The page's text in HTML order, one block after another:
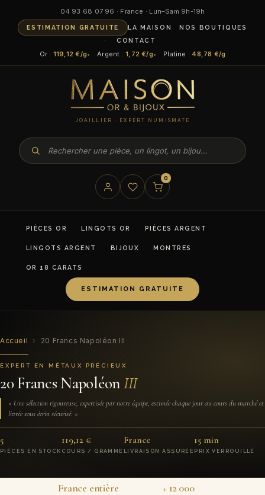
04 93 68 07 96 · France · Lun–Sam 9h-19h
ESTIMATION GRATUITE LA MAISON
NOS BOUTIQUES
CONTACT
Or : 119,12 €/g Argent :1,72 €/g Platine :48,78 €/g
JOAILLIER · EXPERT NUMISMATE
0
PIÈCES OR LINGOTS OR PIÈCES ARGENT
LINGOTS ARGENT BIJOUX MONTRES
OR 18 CARATS
ESTIMATION GRATUITE
Accueil › 20 Francs Napoléon III
EXPERT EN MÉTAUX PRÉCIEUX
20 Francs NapoléonIII
« Une sélection rigoureuse, expertisée par notre équipe, estimée chaque jour au cours du marché et
livrée sous écrin sécurisé. »
5
PIÈCES EN STOCK
119,12 €
COURS / GRAMME
France
LIVRAISON ASSURÉE
15 min
PRIX VERROUILLÉ
France entière + 12 000